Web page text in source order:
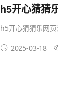
h5开心猜猜
h5开心猜猜乐网
2025-03-18